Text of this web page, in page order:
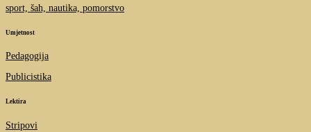
sport, šah, nautika, pomorstvo
Umjetnost
Pedagogija
Publicistika
Lektira
Stripovi